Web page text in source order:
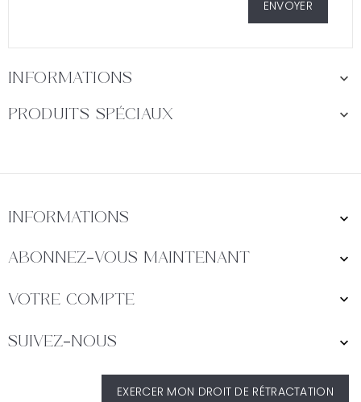
Informations 
Produits Spéciaux 
Informations 
Abonnez-Vous Maintenant 
Votre Compte 
Suivez-Nous 
EXERCER MON DROIT DE RÉTRACTATION